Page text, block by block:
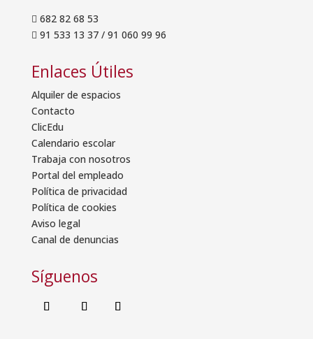
 682 82 68 53
 91 533 13 37/ 91 060 99 96
Enlaces Útiles
Alquiler de espacios
Contacto
ClicEdu
Calendario escolar
Trabaja con nosotros
Portal del empleado
Política de privacidad
Política de cookies
Aviso legal
Canal de denuncias
Síguenos